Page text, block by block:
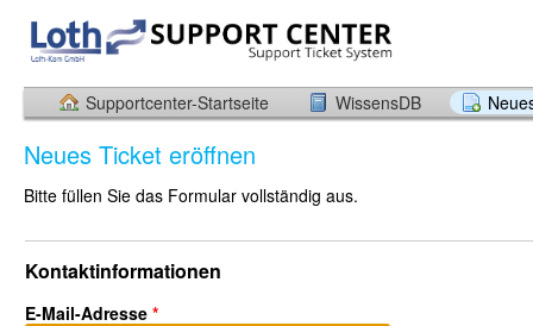
Supportcenter-Startseite WissensDB
Neues Ticket eröffnen
Bitte füllen Sie das Formular vollständig aus.
Kontaktinformationen
E-Mail-Adresse *